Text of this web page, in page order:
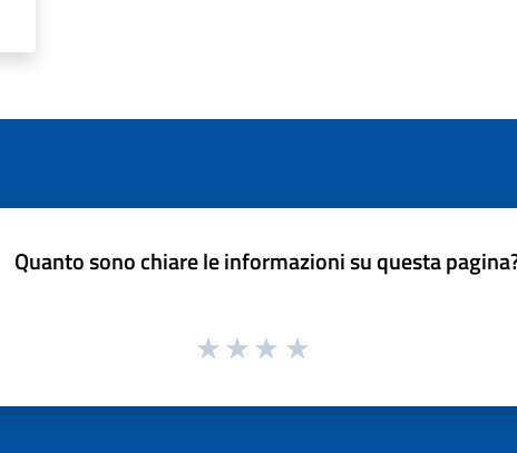
Quanto sono chiare le informazioni su questa